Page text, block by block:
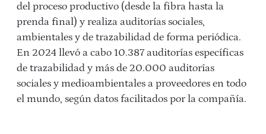
del proceso productivo (desde la fibra hasta la
prenda final) y realiza auditorías sociales,
ambientales y de trazabilidad de forma periódica.
En 2024 llevó a cabo 10.387 auditorías específicas
de trazabilidad y más de 20.000 auditorías
sociales y medioambientales a proveedores en todo
el mundo, según datos facilitados por la compañía.